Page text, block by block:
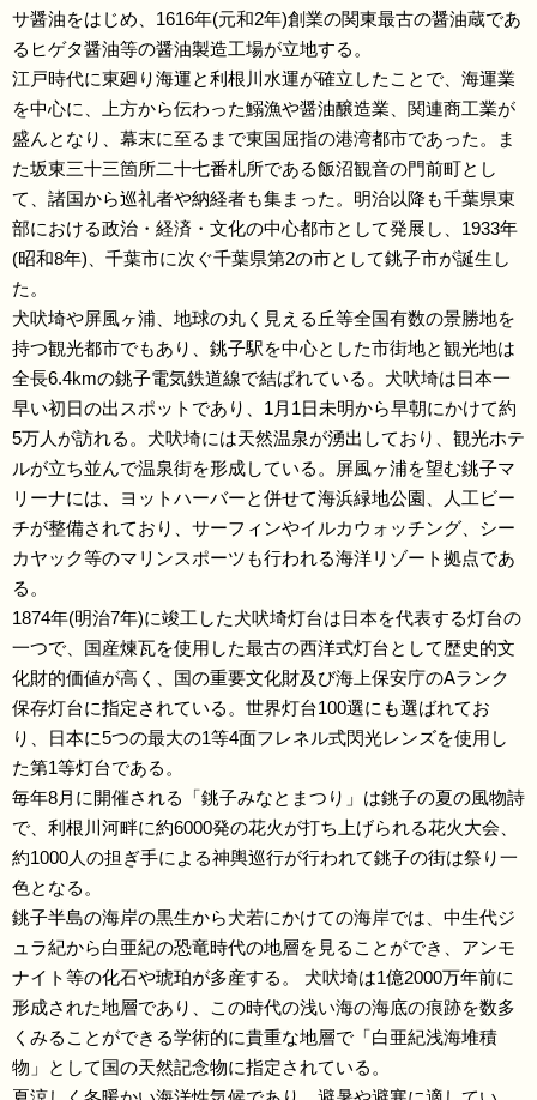
サ醤油をはじめ、1616年(元和2年)創業の関東最古の醤油蔵であ
るヒゲタ醤油等の醤油製造工場が立地する。
江戸時代に東廻り海運と利根川水運が確立したことで、海運業
を中心に、上方から伝わった鰯漁や醤油醸造業、関連商工業が
盛んとなり、幕末に至るまで東国屈指の港湾都市であった。ま
た坂東三十三箇所二十七番札所である飯沼観音の門前町とし
て、諸国から巡礼者や納経者も集まった。明治以降も千葉県東
部における政治・経済・文化の中心都市として発展し、1933年
(昭和8年)、千葉市に次ぐ千葉県第2の市として銚子市が誕生し
た。
犬吠埼や屏風ヶ浦、地球の丸く見える丘等全国有数の景勝地を
持つ観光都市でもあり、銚子駅を中心とした市街地と観光地は
全長6.4kmの銚子電気鉄道線で結ばれている。犬吠埼は日本一
早い初日の出スポットであり、1月1日未明から早朝にかけて約
5万人が訪れる。犬吠埼には天然温泉が湧出しており、観光ホテ
ルが立ち並んで温泉街を形成している。屏風ヶ浦を望む銚子マ
リーナには、ヨットハーバーと併せて海浜緑地公園、人工ビー
チが整備されており、サーフィンやイルカウォッチング、シー
カヤック等のマリンスポーツも行われる海洋リゾート拠点であ
る。
1874年(明治7年)に竣工した犬吠埼灯台は日本を代表する灯台の
一つで、国産煉瓦を使用した最古の西洋式灯台として歴史的文
化財的価値が高く、国の重要文化財及び海上保安庁のAランク
保存灯台に指定されている。世界灯台100選にも選ばれてお
り、日本に5つの最大の1等4面フレネル式閃光レンズを使用し
た第1等灯台である。
毎年8月に開催される「銚子みなとまつり」は銚子の夏の風物詩
で、利根川河畔に約6000発の花火が打ち上げられる花火大会、
約1000人の担ぎ手による神輿巡行が行われて銚子の街は祭り一
色となる。
銚子半島の海岸の黒生から犬若にかけての海岸では、中生代ジ
ュラ紀から白亜紀の恐竜時代の地層を見ることができ、アンモ
ナイト等の化石や琥珀が多産する。 犬吠埼は1億2000万年前に
形成された地層であり、この時代の浅い海の海底の痕跡を数多
くみることができる学術的に貴重な地層で「白亜紀浅海堆積
物」として国の天然記念物に指定されている。